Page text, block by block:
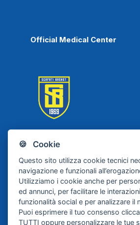
🍪 Cookie
Questo sito utilizza cookie tecnici
navigazione e funzionali
Utilizziamo i cookie anche per
ed annunci, per facilitare le
funzionalità social e per analizzare il
Puoi esprimere il tuo consenso
TUTTI oppure personalizzare le tue
Official Medical Center
Scafati Basket